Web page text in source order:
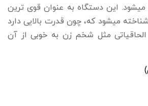
میشود. این دستگاه به عنوان قوی ترین
شناخته میشود که، چون قدرت بالایی دارد
الحاقیاتی مثل شخم زن به خوبی از آن